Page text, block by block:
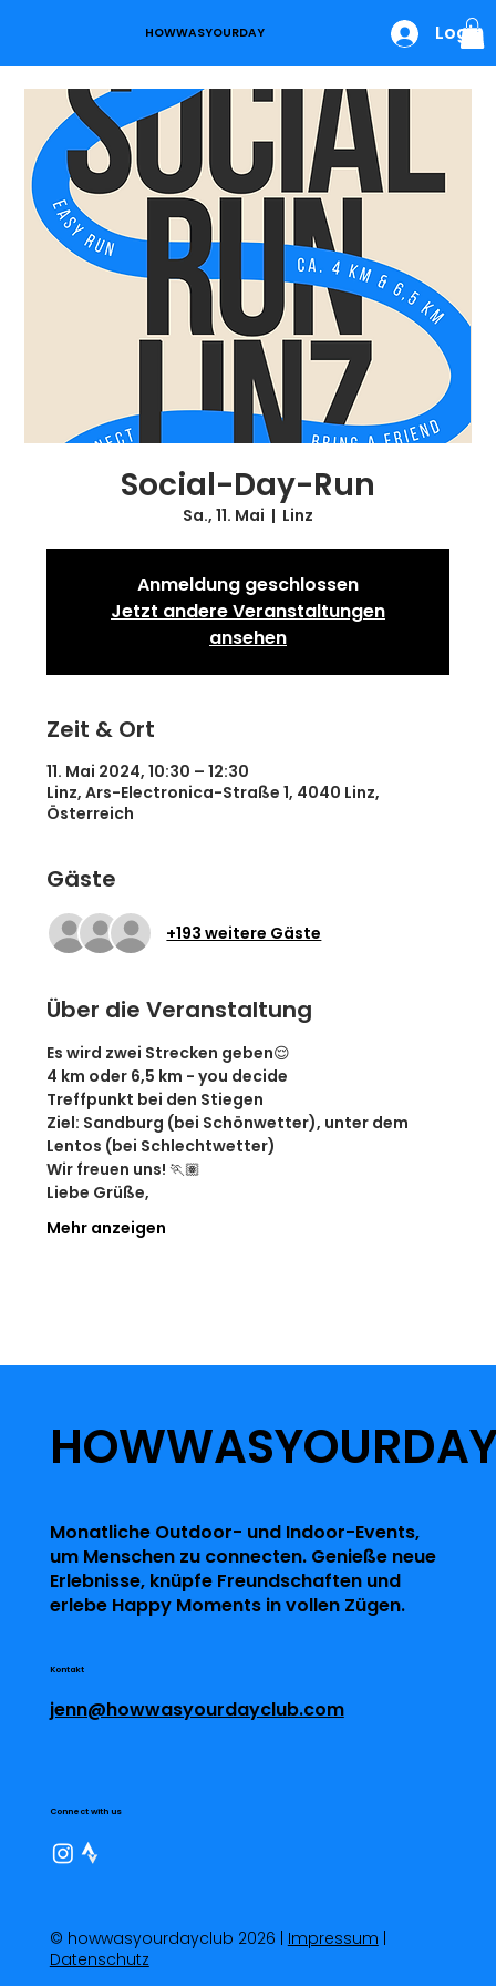
HOWWASYOURDAY Login
Social-Day-Run
Sa., 11. Mai
  |
Linz
Anmeldung geschlossen
Jetzt andere Veranstaltungen
ansehen
Zeit & Ort
11. Mai 2024, 10:30 – 12:30
Linz, Ars-Electronica-Straße 1, 4040 Linz,
Österreich
Gäste
+193 weitere Gäste
Über die Veranstaltung
Es wird zwei Strecken geben😌
4 km oder 6,5 km - you decide
Treffpunkt bei den Stiegen
Ziel: Sandburg (bei Schönwetter), unter dem
Lentos (bei Schlechtwetter)
Wir freuen uns! 🏃🏽
Liebe Grüße,
Mehr anzeigen
Monatliche Outdoor- und Indoor-Events,
um Menschen zu connecten. Genieße neue
Erlebnisse, knüpfe Freundschaften und
erlebe Happy Moments in vollen Zügen.
Connect with us
© howwasyourdayclub 2026 | Impressum
Datenschutz
Kontakt
jenn@howwasyourdayclub.com